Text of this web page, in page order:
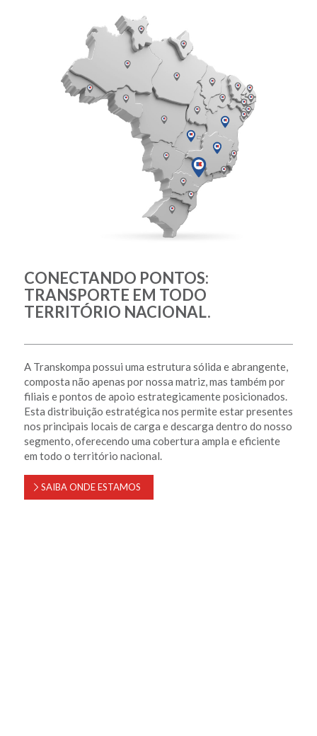
CONECTANDO PONTOS:
TRANSPORTE EM TODO
TERRITÓRIO NACIONAL.
A Transkompa possui uma estrutura sólida e abrangente,
composta não apenas por nossa matriz, mas também por
filiais e pontos de apoio estrategicamente posicionados.
Esta distribuição estratégica nos permite estar presentes
nos principais locais de carga e descarga dentro do nosso
segmento, oferecendo uma cobertura ampla e eficiente
em todo o território nacional.
SAIBA ONDE ESTAMOS